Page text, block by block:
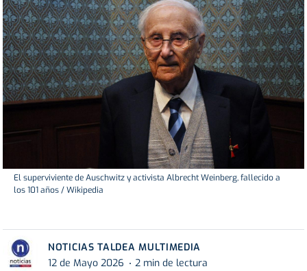
El superviviente de Auschwitz y activista Albrecht Weinberg, fallecido a
los 101 años / Wikipedia
NOTICIAS TALDEA MULTIMEDIA
12 de Mayo 2026
2 min de lectura